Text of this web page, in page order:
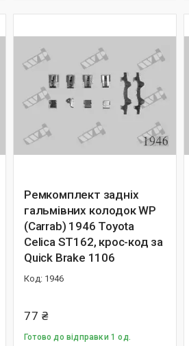
Ремкомплект задніх
гальмівних колодок WP
(Carrab) 1946 Toyota
Celica ST162, крос-код за
Quick Brake 1106
1946
77 ₴
Готово до відправки 1 од.